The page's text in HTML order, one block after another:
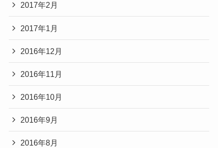
2017年2月
2017年1月
2016年12月
2016年11月
2016年10月
2016年9月
2016年8月